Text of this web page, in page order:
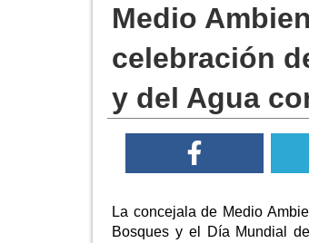
Medio
celebración
y del Agua
La concejala de Medio
Bosques y el Día Mundial